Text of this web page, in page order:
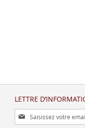
LETTRE
Inscription
à